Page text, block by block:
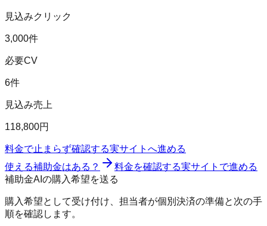
見込みクリック
3,000件
必要CV
6件
見込み売上
118,800円
料金で止まらず確認する実サイトへ進める
使える補助金はある？
料金を確認する実サイトで進める
補助金AIの購入希望を送る
購入希望として受け付け、担当者が個別決済の準備と次の手
順を確認します。